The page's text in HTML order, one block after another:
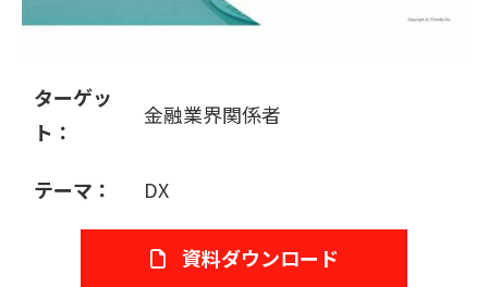
ターゲッ
ト：
金融業界関係者
テーマ： DX
資料ダウンロード